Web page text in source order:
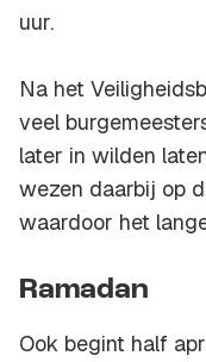
uur.
Na het
veel
later in wilden
wezen daarbij op
waardoor het
Ramadan
Ook begint half